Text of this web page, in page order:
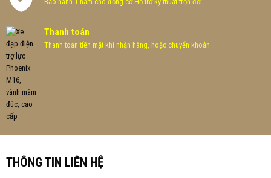
Thanh toán
Thanh toán tiền mặt khi nhận hàng, hoặc chuyển khoản
THÔNG TIN LIÊN HỆ